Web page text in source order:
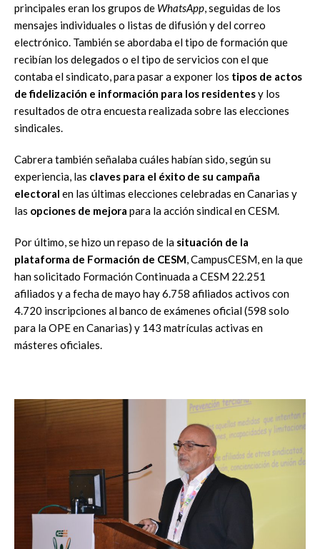
principales eran los grupos de WhatsApp, seguidas de los
mensajes individuales o listas de difusión y del correo
electrónico. También se abordaba el tipo de formación que
recibían los delegados o el tipo de servicios con el que
contaba el sindicato, para pasar a exponer los tipos de actos
de fidelización e información para los residentesy los
resultados de otra encuesta realizada sobre las elecciones
sindicales.
Cabrera también señalaba cuáles habían sido, según su
experiencia, las claves para el éxito de su campaña
electoral en las últimas elecciones celebradas en Canarias y
las opciones de mejora para la acción sindical en CESM.
Por último, se hizo un repaso de la situación de la
plataforma de Formación de CESM, CampusCESM, en la que
han solicitado Formación Continuada a CESM 22.251
afiliados y a fecha de mayo hay 6.758 afiliados activos con
4.720 inscripciones al banco de exámenes oficial (598 solo
para la OPE en Canarias) y 143 matrículas activas en
másteres oficiales.